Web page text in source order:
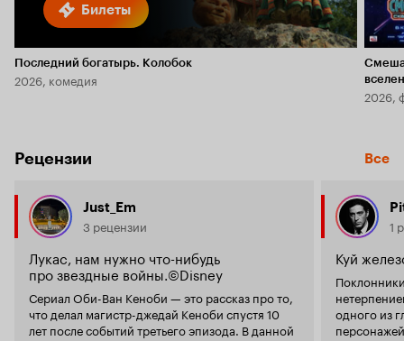
Билеты
Последний богатырь. Колобок
2026, комедия
2026,
Рецензии Все
Just_Em
3 рецензии
Лукас, нам нужно что-нибудь
про звездные войны.©Disney
Сериал Оби-Ван Кеноби — это рассказ про то,
что делал магистр-джедай Кеноби спустя 10
лет после событий третьего эпизода. В данной
1
Куй
одного из